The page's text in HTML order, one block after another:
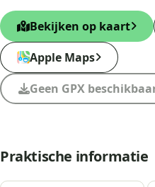
Bekijken op kaart
Apple Maps
Geen GPX
Praktische informatie